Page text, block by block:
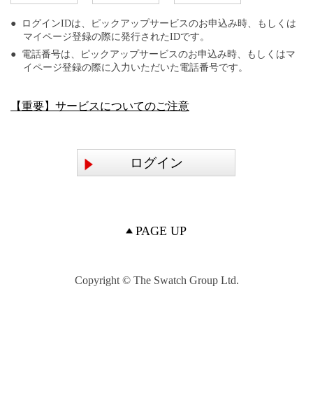
ログインIDは、ピックアップサービスのお申込み時、もしくは
マイページ登録の際に発行されたIDです。
電話番号は、ピックアップサービスのお申込み時、もしくはマ
イページ登録の際に入力いただいた電話番号です。
【重要】サービスについてのご注意
ログイン
PAGE UP
Copyright © The Swatch Group Ltd.